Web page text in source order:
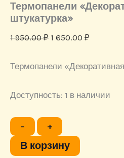
Термопанели
штукатурка»
1 950.00₽ Первоначальная
составляла
950.00 ₽.
1 650.00 ₽Текущая
1
Термопанели
Доступность: 1 в наличии
−
Количество
товара
Термопанели
"Декоративная
+
В корзину